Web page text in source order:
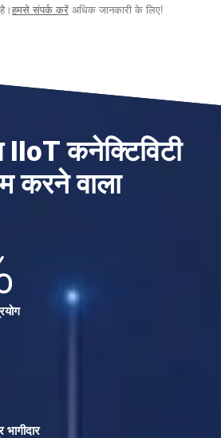
हमसे संपर्क करें अधिक जानकारी के लिए!
IIoT कनेक्टिविटी
करने वाला
भागीदार